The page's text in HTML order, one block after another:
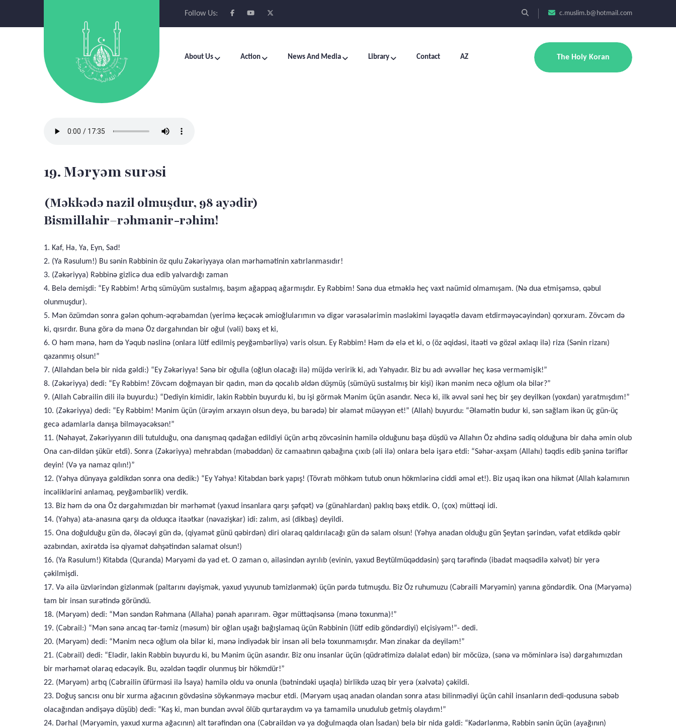
Follow Us: c.muslim.b@hotmail.com
About Us Action News And Media Library Contact AZ The Holy Koran
19. Məryəm surəsi
(Məkkədə nazil olmuşdur, 98 ayədir)
Bismillahir–rəhmanir-rəhim!
1. Kaf, Ha, Ya, Eyn, Sad!
2. (Ya Rəsulum!) Bu sənin Rəbbinin öz qulu Zəkəriyyaya olan mərhəmətinin xatırlanmasıdır!
3. (Zəkəriyya) Rəbbinə gizlicə dua edib yalvardığı zaman
4. Belə demişdi: “Ey Rəbbim! Artıq sümüyüm sustalmış, başım ağappaq ağarmışdır. Ey Rəbbim! Sənə dua etməklə heç vaxt naümid olmamışam. (Nə dua etmişəmsə, qəbul
olunmuşdur).
5. Mən özümdən sonra gələn qohum-əqrəbamdan (yerimə keçəcək əmioğlularımın və digər vərəsələrimin məsləkimi ləyaqətlə davam etdirməyəcəyindən) qorxuram. Zövcəm də
ki, qısırdır. Buna görə də mənə Öz dərgahından bir oğul (vəli) bəxş et ki,
6. O həm mənə, həm də Yəqub nəslinə (onlara lütf edilmiş peyğəmbərliyə) varis olsun. Ey Rəbbim! Həm də elə et ki, o (öz əqidəsi, itaəti və gözəl əxlaqı ilə) riza (Sənin rizanı)
qazanmış olsun!”
7. (Allahdan belə bir nida gəldi:) “Ey Zəkəriyya! Sənə bir oğulla (oğlun olacağı ilə) müjdə veririk ki, adı Yəhyadır. Biz bu adı əvvəllər heç kəsə verməmişik!”
8. (Zəkəriyya) dedi: “Ey Rəbbim! Zövcəm doğmayan bir qadın, mən də qocalıb əldən düşmüş (sümüyü sustalmış bir kişi) ikən mənim necə oğlum ola bilər?”
9. (Allah Cəbrailin dili ilə buyurdu:) “Dediyin kimidir, lakin Rəbbin buyurdu ki, bu işi görmək Mənim üçün asandır. Necə ki, ilk əvvəl səni heç bir şey deyilkən (yoxdan) yaratmışdım!”
10. (Zəkəriyya) dedi: “Ey Rəbbim! Mənim üçün (ürəyim arxayın olsun deyə, bu barədə) bir əlamət müəyyən et!” (Allah) buyurdu: “Əlamətin budur ki, sən sağlam ikən üç gün-üç
gecə adamlarla danışa bilməyəcəksən!”
11. (Nəhayət, Zəkəriyyanın dili tutulduğu, ona danışmaq qadağan edildiyi üçün artıq zövcəsinin hamilə olduğunu başa düşdü və Allahın Öz əhdinə sadiq olduğuna bir daha əmin olub
Ona can-dildən şükür etdi). Sonra (Zəkəriyya) mehrabdan (məbəddən) öz camaatının qabağına çıxıb (əli ilə) onlara belə işarə etdi: “Səhər-axşam (Allahı) təqdis edib şəninə təriflər
deyin! (Və ya namaz qılın!)”
12. (Yəhya dünyaya gəldikdən sonra ona dedik:) “Ey Yəhya! Kitabdan bərk yapış! (Tövratı möhkəm tutub onun hökmlərinə ciddi əməl et!). Biz uşaq ikən ona hikmət (Allah kəlamının
incəliklərini anlamaq, peyğəmbərlik) verdik.
13. Biz həm də ona Öz dərgahımızdan bir mərhəmət (yaxud insanlara qarşı şəfqət) və (günahlardan) paklıq bəxş etdik. O, (çox) müttəqi idi.
14. (Yəhya) ata-anasına qarşı da olduqca itaətkar (nəvazişkar) idi: zalım, asi (dikbaş) deyildi.
15. Ona doğulduğu gün də, öləcəyi gün də, (qiyamət günü qəbirdən) diri olaraq qaldırılacağı gün də salam olsun! (Yəhya anadan olduğu gün Şeytan şərindən, vəfat etdikdə qəbir
əzabından, axirətdə isə qiyamət dəhşətindən salamat olsun!)
16. (Ya Rəsulum!) Kitabda (Quranda) Məryəmi də yad et. O zaman o, ailəsindən ayrılıb (evinin, yaxud Beytülmüqəddəsin) şərq tərəfində (ibadət məqsədilə xəlvət) bir yerə
çəkilmişdi.
17. Və ailə üzvlərindən gizlənmək (paltarını dəyişmək, yaxud yuyunub təmizlənmək) üçün pərdə tutmuşdu. Biz Öz ruhumuzu (Cəbraili Məryəmin) yanına göndərdik. Ona (Məryəmə)
tam bir insan surətində göründü.
18. (Məryəm) dedi: “Mən səndən Rəhmana (Allaha) pənah aparıram. Əgər müttəqisənsə (mənə toxunma)!”
19. (Cəbrail:) “Mən sənə ancaq tər-təmiz (məsum) bir oğlan uşağı bağışlamaq üçün Rəbbinin (lütf edib göndərdiyi) elçisiyəm!”- dedi.
20. (Məryəm) dedi: “Mənim necə oğlum ola bilər ki, mənə indiyədək bir insan əli belə toxunmamışdır. Mən zinakar da deyiləm!”
21. (Cəbrail) dedi: “Elədir, lakin Rəbbin buyurdu ki, bu Mənim üçün asandır. Biz onu insanlar üçün (qüdrətimizə dəlalət edən) bir möcüzə, (sənə və möminlərə isə) dərgahımızdan
bir mərhəmət olaraq edəcəyik. Bu, əzəldən təqdir olunmuş bir hökmdür!”
22. (Məryəm) artıq (Cəbrailin üfürməsi ilə İsaya) hamilə oldu və onunla (bətnindəki uşaqla) birlikdə uzaq bir yerə (xəlvətə) çəkildi.
23. Doğuş sancısı onu bir xurma ağacının gövdəsinə söykənməyə məcbur etdi. (Məryəm uşaq anadan olandan sonra atası bilinmədiyi üçün cahil insanların dedi-qodusuna səbəb
olacağından əndişəyə düşüb) dedi: “Kaş ki, mən bundan əvvəl ölüb qurtaraydım və ya tamamilə unudulub getmiş olaydım!”
24. Dərhal (Məryəmin, yaxud xurma ağacının) alt tərəfindən ona (Cəbraildən və ya doğulmaqda olan İsadan) belə bir nida gəldi: “Kədərlənmə, Rəbbin sənin üçün (ayağının)